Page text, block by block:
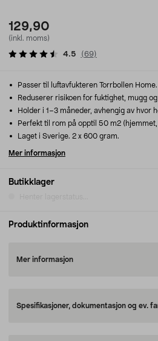
129,90
(inkl. moms)
4.5 (69)
Butikklager
Passer til luftavfukteren Torrbollen Home.
Reduserer risikoen for fuktighet, mugg
Holder i 1–3 måneder, avhengig av hvor
Perfekt til rom på opptil 50 m2
Laget i Sverige. 2 x 600 gram.
Mer informasjon
Produktinformasjon
Mer informasjon
Spesifikasjoner, dokumentasjon og ev.